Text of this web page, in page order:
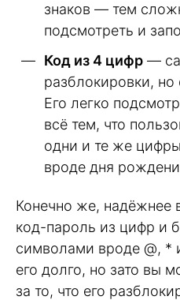
знаков — тем
подсмотреть и
Код из 4 цифр —
разблокировки,
Его легко
всё тем, что
одни и те же
вроде дня
Конечно же, надёжнее
код-пароль из цифр и
символами вроде @, *
его долго, но зато вы
за то, что его